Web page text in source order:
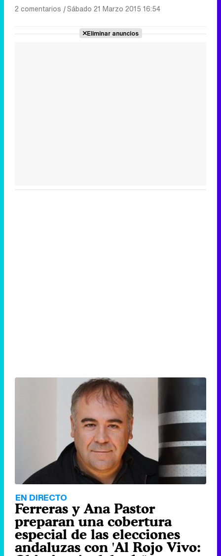
2 comentarios |Sábado 21 Marzo 2015 16:54
Eliminar anuncios
EN DIRECTO
Ferreras y Ana Pastor
preparan una cobertura
especial de las elecciones
andaluzas con 'Al Rojo Vivo: